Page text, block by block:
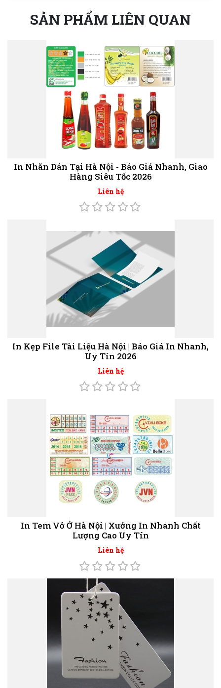
SẢN PHẨM LIÊN QUAN
In Nhãn Dán Tại Hà Nội - Báo Giá Nhanh, Giao
Hàng Siêu Tốc 2026
Liên hệ
In Kẹp File Tài Liệu Hà Nội | Báo Giá In Nhanh,
Uy Tín 2026
Liên hệ
In Tem Vở Ở Hà Nội | Xưởng In Nhanh Chất
Lượng Cao Uy Tín
Liên hệ